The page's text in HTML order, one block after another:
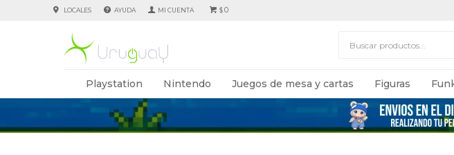
Playstation Nintendo Juegos de mesa y cartas Figuras
$0
LOCALES AYUDA